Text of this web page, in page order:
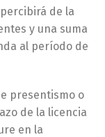
de la
y una suma
al período de
presentismo o
de la licencia
en la